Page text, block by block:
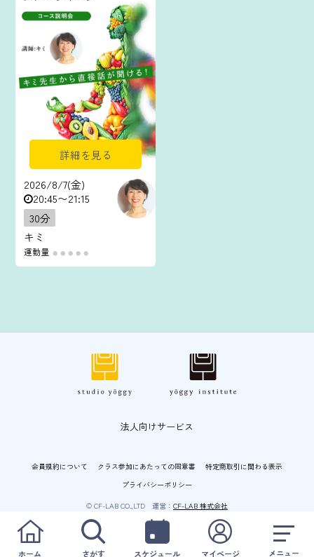
ホーム さがす スケジュール マイページ メニュー
詳細を見る
2026/8/7(金)
20:45〜21:15
30分
キミ
運動量 ● ● ● ● ●
法人向けサービス
会員規約について クラス参加にあたっての同意書
特定商取引に関わる表示
プライバシーポリシー
© CF-LAB CO.,LTD 運営： CF-LAB 株式会社